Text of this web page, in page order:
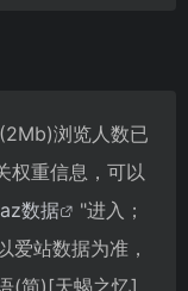
浏览人数已
权重信息，可以
数据
"进入；
爱站数据为准，
(简)[天蝎之忆]